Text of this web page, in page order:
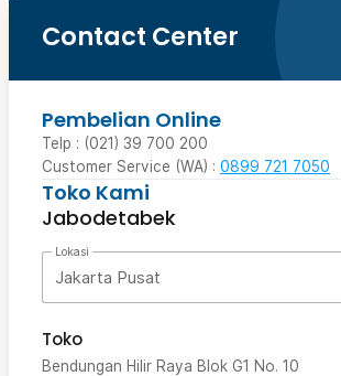
Contact Center
Pembelian Online
Telp : (021) 39 700 200
Customer Service (WA) : 0899 721 7050
Toko Kami
Jabodetabek
Lokasi
Jakarta Pusat
Toko
Bendungan Hilir Raya Blok G1 No. 10